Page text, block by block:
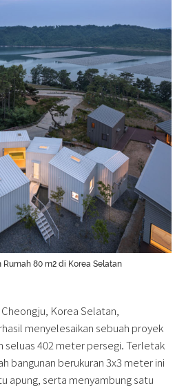
Rumah 80 m2 di Korea Selatan
Korea Selatan,
menyelesaikan sebuah proyek
seluas 402 meter persegi. Terletak
bangunan berukuran 3x3 meter ini
apung, serta menyambung satu